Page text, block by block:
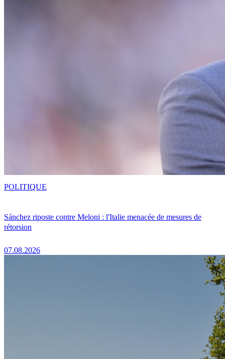
Sánchez riposte contre Meloni : l'Italie menacée de mesures de
rétorsion
07.08.2026
POLITIQUE